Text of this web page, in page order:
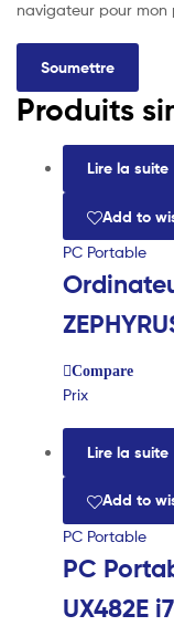
navigateur pour mon
Produits
Lire la suite
Add to
PC Portable
Compare
Prix
Lire la suite
Add to
PC Portable
PC
UX482E